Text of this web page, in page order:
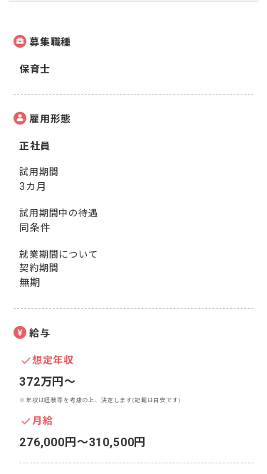
募集職種
保育士
雇用形態
正社員
試用期間
3カ月
試用期間中の待遇
同条件
就業期間について
契約期間
無期
給与
想定年収
372万円〜
※年収は経験等を考慮の上、決定します(記載は目安です)
月給
276,000円〜310,500円